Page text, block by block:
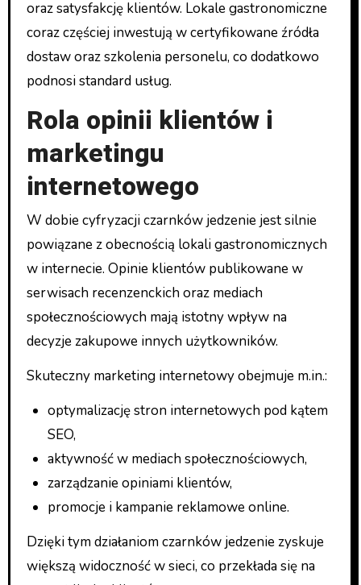
oraz satysfakcję klientów. Lokale gastronomiczne
coraz częściej inwestują w certyfikowane źródła
dostaw oraz szkolenia personelu, co dodatkowo
podnosi standard usług.
Rola opinii klientów i
marketingu
internetowego
W dobie cyfryzacji czarnków jedzenie jest silnie
powiązane z obecnością lokali gastronomicznych
w internecie. Opinie klientów publikowane w
serwisach recenzenckich oraz mediach
społecznościowych mają istotny wpływ na
decyzje zakupowe innych użytkowników.
Skuteczny marketing internetowy obejmuje m.in.:
optymalizację stron internetowych pod kątem
SEO,
aktywność w mediach społecznościowych,
zarządzanie opiniami klientów,
promocje i kampanie reklamowe online.
Dzięki tym działaniom czarnków jedzenie zyskuje
większą widoczność w sieci, co przekłada się na